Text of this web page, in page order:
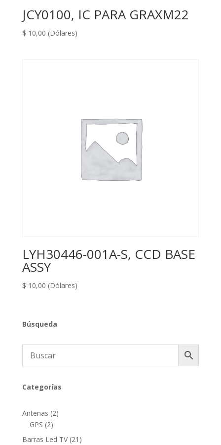
JCY0100, IC PARA GRAXM22
$ 10,00 (Dólares)
LYH30446-001A-S, CCD BASE
ASSY
$ 10,00 (Dólares)
Búsqueda
Categorías
Antenas 22
GPS 22
productos
Barras Led TV 21 21